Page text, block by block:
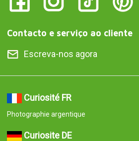
Contacto e serviço ao cliente
Escreva-nos agora
Curiosité FR
Photographie argentique
Curiosite DE